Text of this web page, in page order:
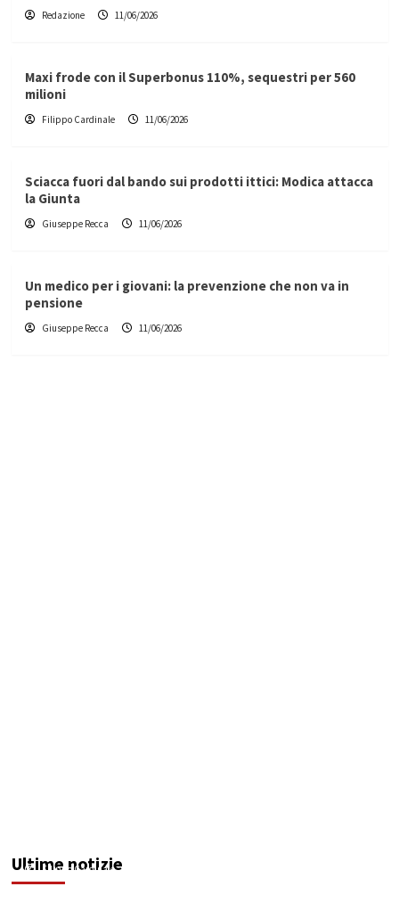
Redazione 11/06/2026
Maxi frode con il Superbonus 110%, sequestri per 560
milioni
Filippo Cardinale 11/06/2026
Sciacca fuori dal bando sui prodotti ittici: Modica attacca
la Giunta
Giuseppe Recca 11/06/2026
Un medico per i giovani: la prevenzione che non va in
pensione
Giuseppe Recca 11/06/2026
Ultime notizie
Filippo Cardinale